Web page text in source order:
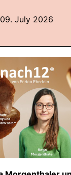
09. July 2026